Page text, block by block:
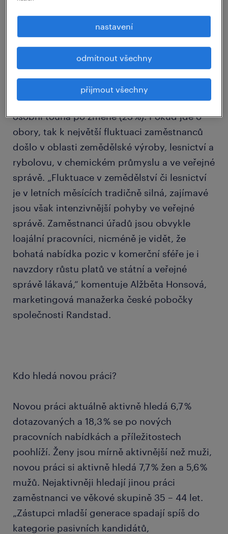
připadá na věkové kategorie 25 až 34 let (29,2
%) a 35 až 44 let (25,3 %). Jako nejčastější
důvod pro změnu zaměstnavatele uváděli
respondenti průzkumu získání lepších
pracovních podmínek (33 %), nespokojenost
se stávajícím zaměstnavatelem (27 %) a
osobní touha po změně (23 %). Pokud jde o
obory, tak k největší fluktuaci zaměstnanců
došlo v oblasti zemědělské výroby, lesnictví a
rybolovu, v chemickém průmyslu a ve veřejné
správě. „Fluktuace v zemědělství či lesnictví
je v letních měsících tradičně silná, zajímavé
jsou však intenzivnější pohyby ve veřejné
správě. Zaměstnanci úřadů jsou obvykle
loajální pracovníci, nicméně je vidět, že
bohatá nabídka pozic v komerční sféře je i
navzdory růstu platů ve státní a veřejné
správě lákavá,“ komentuje Alžběta Honsová,
marketingová manažerka české pobočky
společnosti Randstad.
Kdo hledá novou práci?
Novou práci aktuálně aktivně hledá 6,7 %
dotazovaných a 18,3 % se po nových
pracovních nabídkách a příležitostech
poohlíží. Ženy jsou mírně aktivnější než muži,
novou práci si aktivně hledá 7,7 % žen a 5,6 %
mužů. Nejaktivněji hledají jinou práci
zaměstnanci ve věkové skupině 35 – 44 let.
„Zástupci mladší generace spadají spíš do
kategorie pasivních kandidátů,
nastavení
odmítnout všechny
přijmout všechny